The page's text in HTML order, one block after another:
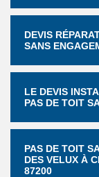
DEVIS
SANS
LE DEVIS
PAS DE TOIT
PAS DE TOIT
DES VELUX À
87200